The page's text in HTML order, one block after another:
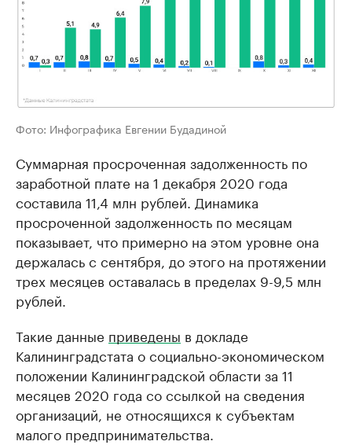
Фото: Инфографика Евгении Будадиной
Суммарная просроченная задолженность по
заработной плате на 1 декабря 2020 года
составила 11,4 млн рублей. Динамика
просроченной задолженность по месяцам
показывает, что примерно на этом уровне она
держалась с сентября, до этого на протяжении
трех месяцев оставалась в пределах 9-9,5 млн
рублей.
Такие данные приведены в докладе
Калининградстата о социально-экономическом
положении Калининградской области за 11
месяцев 2020 года со ссылкой на сведения
организаций, не относящихся к субъектам
малого предпринимательства.